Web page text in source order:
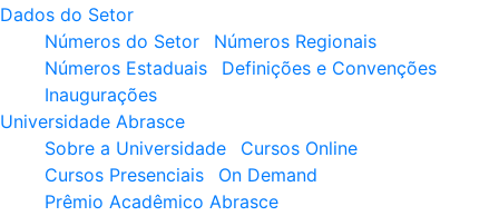
Dados do Setor
Números do Setor
Números Regionais
Números Estaduais
Definições e Convenções
Inaugurações
Universidade Abrasce
Sobre a Universidade
Cursos Online
Cursos Presenciais
On Demand
Prêmio Acadêmico Abrasce